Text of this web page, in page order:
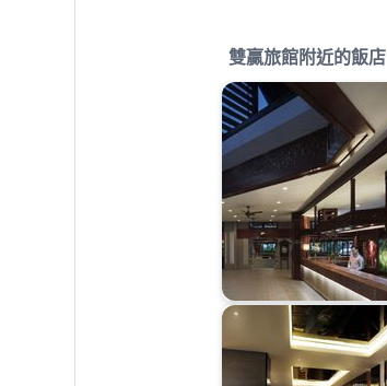
雙贏旅館附近的飯店